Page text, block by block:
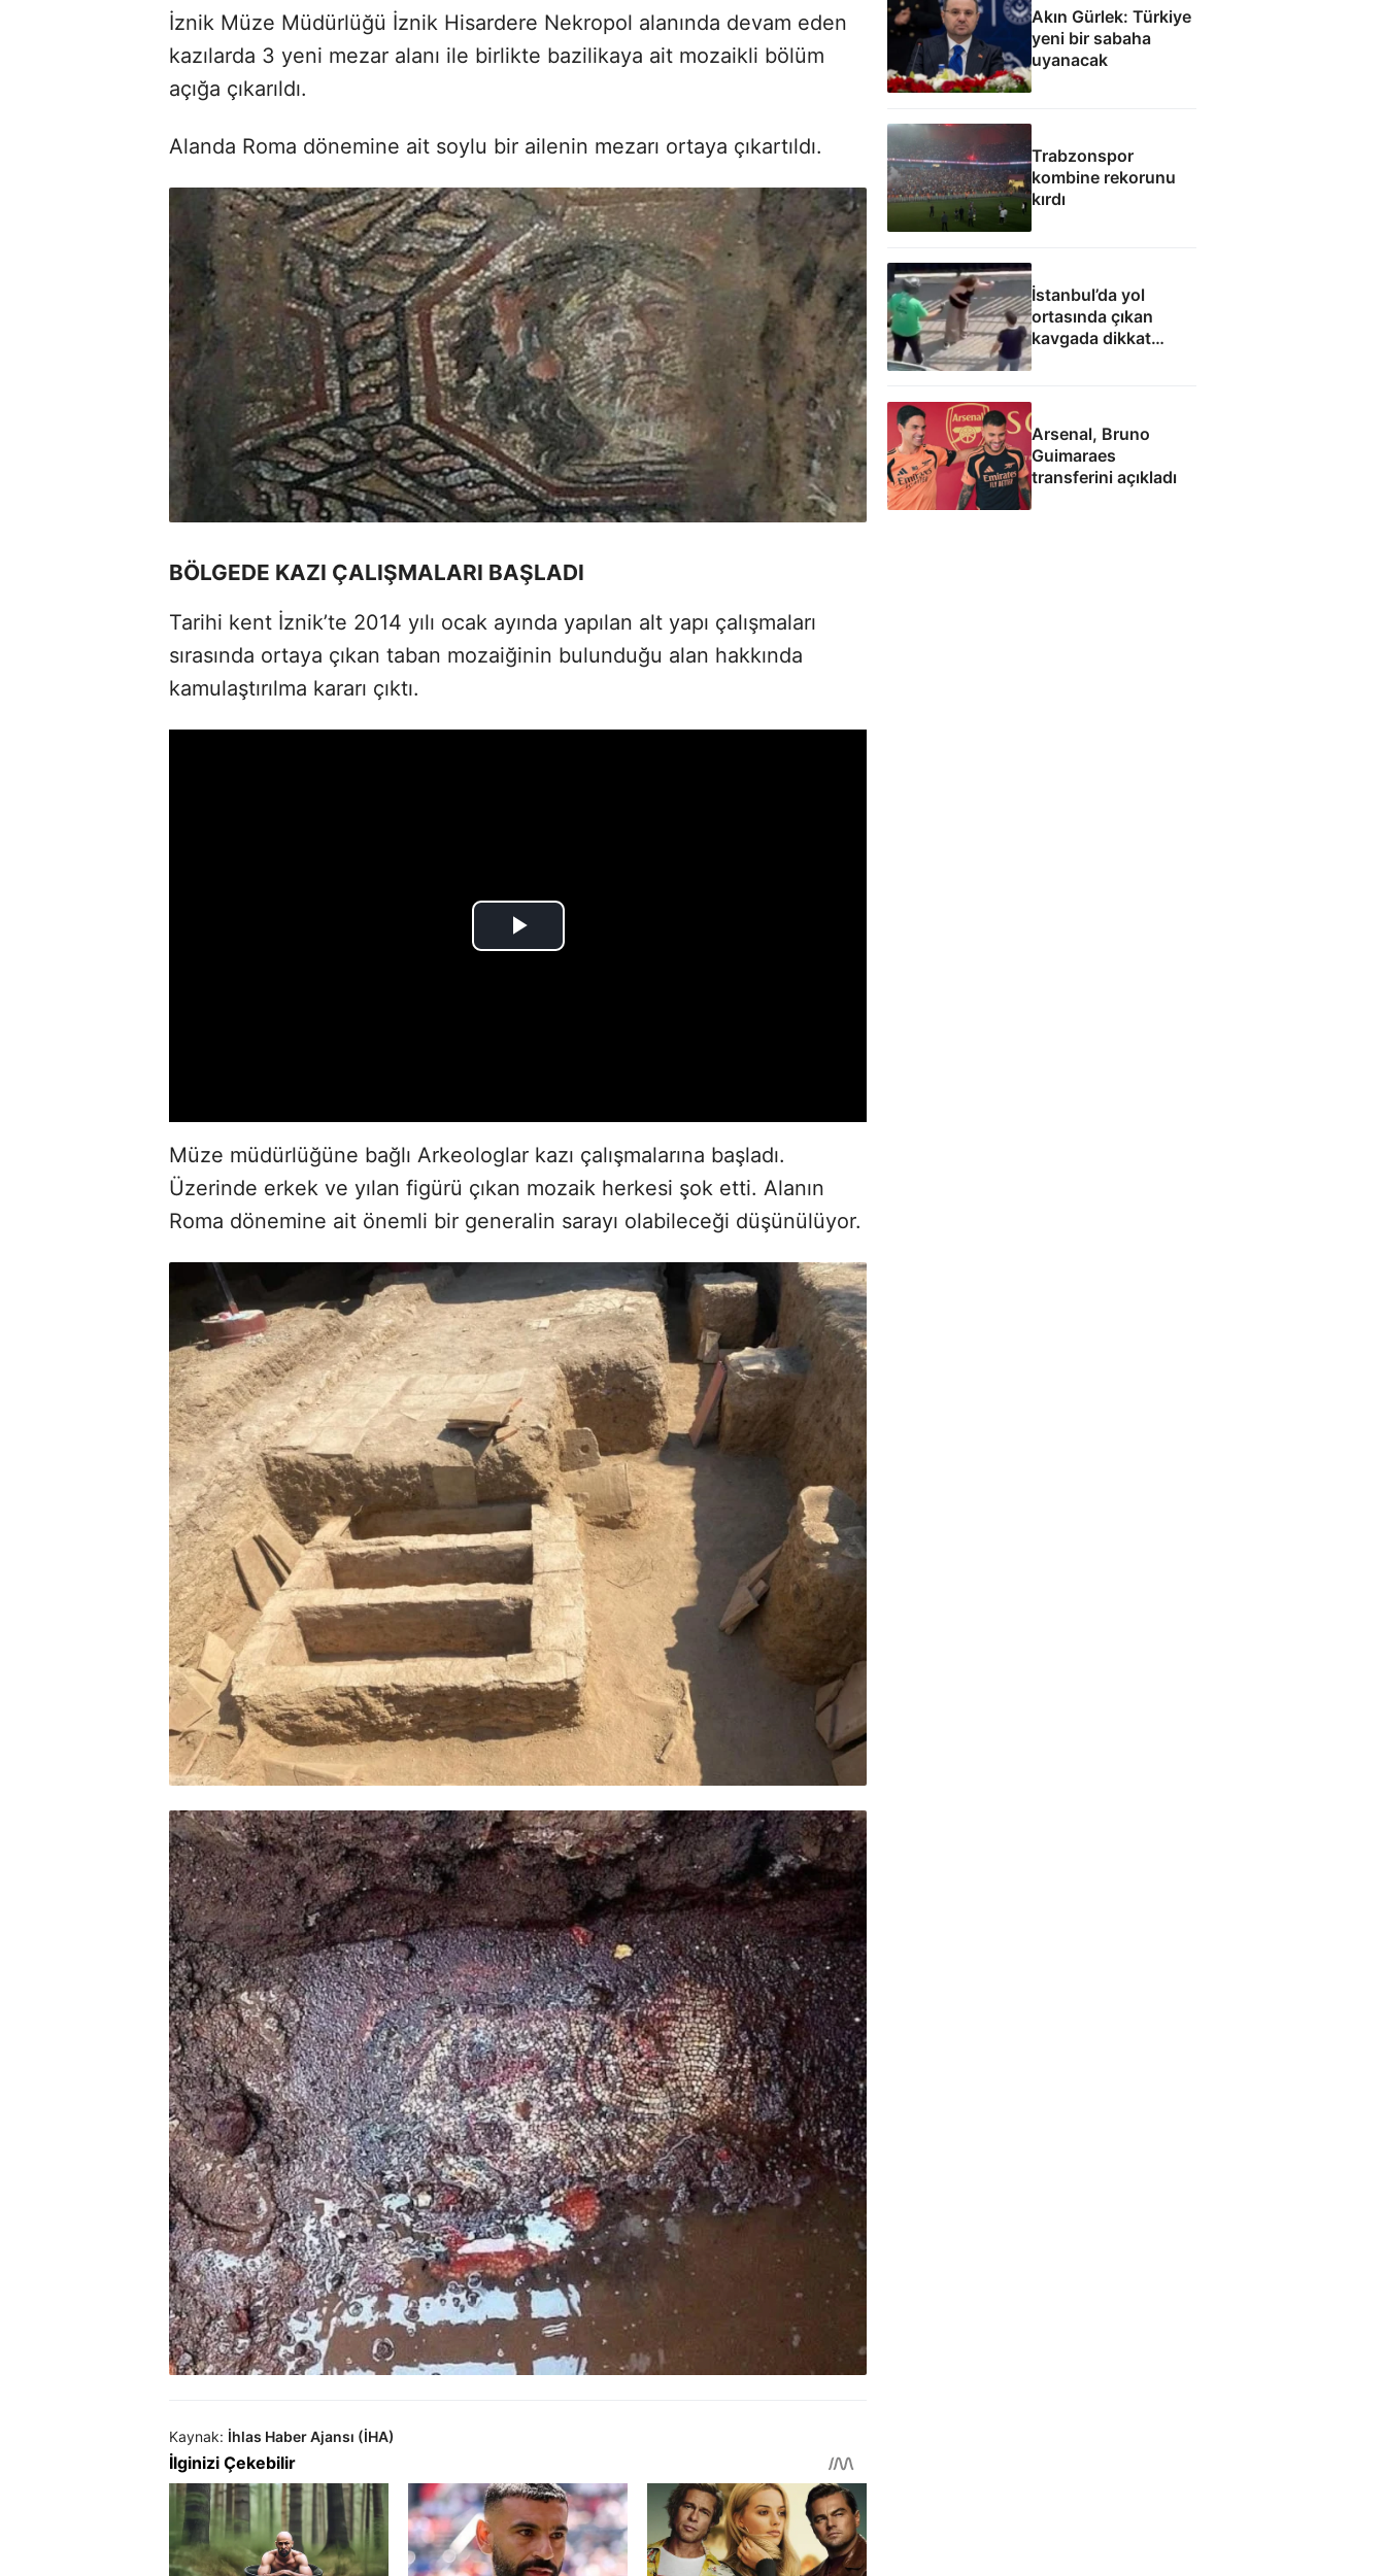
İznik Müze Müdürlüğü İznik Hisardere Nekropol alanında devam eden
kazılarda 3 yeni mezar alanı ile birlikte bazilikaya ait mozaikli bölüm
açığa çıkarıldı.
Alanda Roma dönemine ait soylu bir ailenin mezarı ortaya çıkartıldı.
BÖLGEDE KAZI ÇALIŞMALARI BAŞLADI
Tarihi kent İznik’te 2014 yılı ocak ayında yapılan alt yapı çalışmaları
sırasında ortaya çıkan taban mozaiğinin bulunduğu alan hakkında
kamulaştırılma kararı çıktı.
Müze müdürlüğüne bağlı Arkeologlar kazı çalışmalarına başladı.
Üzerinde erkek ve yılan figürü çıkan mozaik herkesi şok etti. Alanın
Roma dönemine ait önemli bir generalin sarayı olabileceği düşünülüyor.
Kaynak: İhlas Haber Ajansı (İHA)
Akın Gürlek: Türkiye
yeni bir sabaha
uyanacak
Trabzonspor
kombine rekorunu
kırdı
İstanbul’da yol
ortasında çıkan
kavgada dikkat
çeken söz: Kocanı
Arsenal, Bruno
Guimaraes
transferini açıkladı